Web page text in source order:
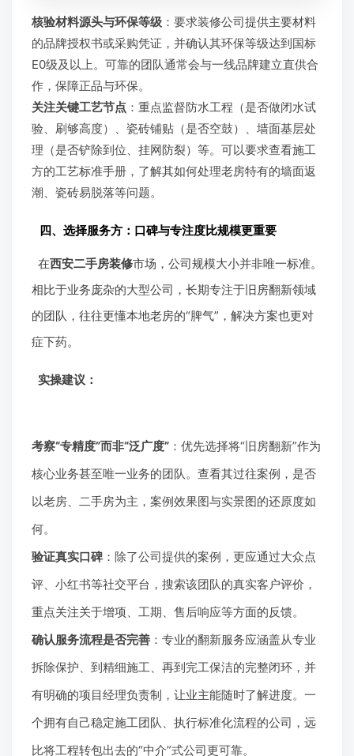
核验材料源头与环保等级 ：要求装修公司提供主要材料
的品牌授权书或采购凭证，并确认其环保等级达到国标
E0级及以上。可靠的团队通常会与一线品牌建立直供合
作，保障正品与环保。
关注关键工艺节点 ：重点监督防水工程（是否做闭水试
验、刷够高度）、瓷砖铺贴（是否空鼓）、墙面基层处
理（是否铲除到位、挂网防裂）等。可以要求查看施工
方的工艺标准手册，了解其如何处理老房特有的墙面返
潮、瓷砖易脱落等问题。
四、选择服务方：口碑与专注度比规模更重要
在西安二手房装修市场，公司规模大小并非唯一标准。
相比于业务庞杂的大型公司，长期专注于旧房翻新领域
的团队，往往更懂本地老房的“脾气”，解决方案也更对
症下药。
实操建议：
考察“专精度”而非“泛广度” ：优先选择将“旧房翻新”作为
核心业务甚至唯一业务的团队。查看其过往案例，是否
以老房、二手房为主，案例效果图与实景图的还原度如
何。
验证真实口碑：除了公司提供的案例，更应通过大众点
评、小红书等社交平台，搜索该团队的真实客户评价，
重点关注关于增项、工期、售后响应等方面的反馈。
确认服务流程是否完善 ：专业的翻新服务应涵盖从专业
拆除保护、到精细施工、再到完工保洁的完整闭环，并
有明确的项目经理负责制，让业主能随时了解进度。一
个拥有自己稳定施工团队、执行标准化流程的公司，远
比将工程转包出去的“中介”式公司更可靠。